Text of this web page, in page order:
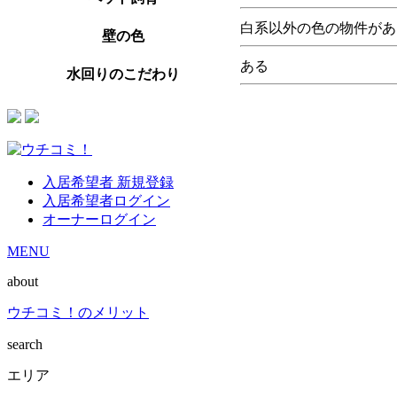
壁の色
白系以外の色の物件が
水回りのこだわり
ある
入居希望者 新規登録
入居希望者ログイン
オーナーログイン
MENU
about
ウチコミ！のメリット
search
エリア